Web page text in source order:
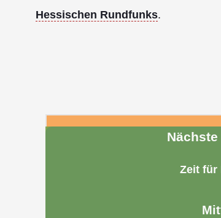
Hessischen Rundfunks.
Nächste
Zeit für